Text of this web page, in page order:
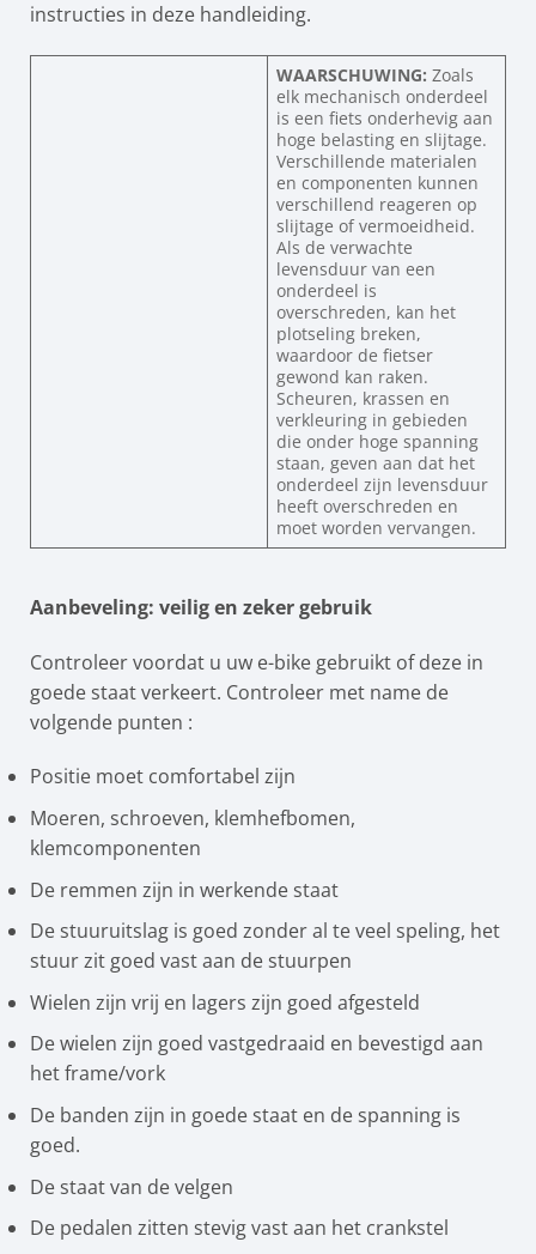
instructies in deze handleiding.
WAARSCHUWING:Zoals
elk mechanisch onderdeel
is een fiets onderhevig aan
hoge belasting en slijtage.
Verschillende materialen
en componenten kunnen
verschillend reageren op
slijtage of vermoeidheid.
Als de verwachte
levensduur van een
onderdeel is
overschreden, kan het
plotseling breken,
waardoor de fietser
gewond kan raken.
Scheuren, krassen en
verkleuring in gebieden
die onder hoge spanning
staan, geven aan dat het
onderdeel zijn levensduur
heeft overschreden en
moet worden vervangen.
Aanbeveling: veilig en zeker gebruik
Controleer voordat u uw e-bike gebruikt of deze in
goede staat verkeert. Controleer met name de
volgende punten :
Positie moet comfortabel zijn
Moeren, schroeven, klemhefbomen,
klemcomponenten
De remmen zijn in werkende staat
De stuuruitslag is goed zonder al te veel speling, het
stuur zit goed vast aan de stuurpen
Wielen zijn vrij en lagers zijn goed afgesteld
De wielen zijn goed vastgedraaid en bevestigd aan
het frame/vork
De banden zijn in goede staat en de spanning is
goed.
De staat van de velgen
De pedalen zitten stevig vast aan het crankstel